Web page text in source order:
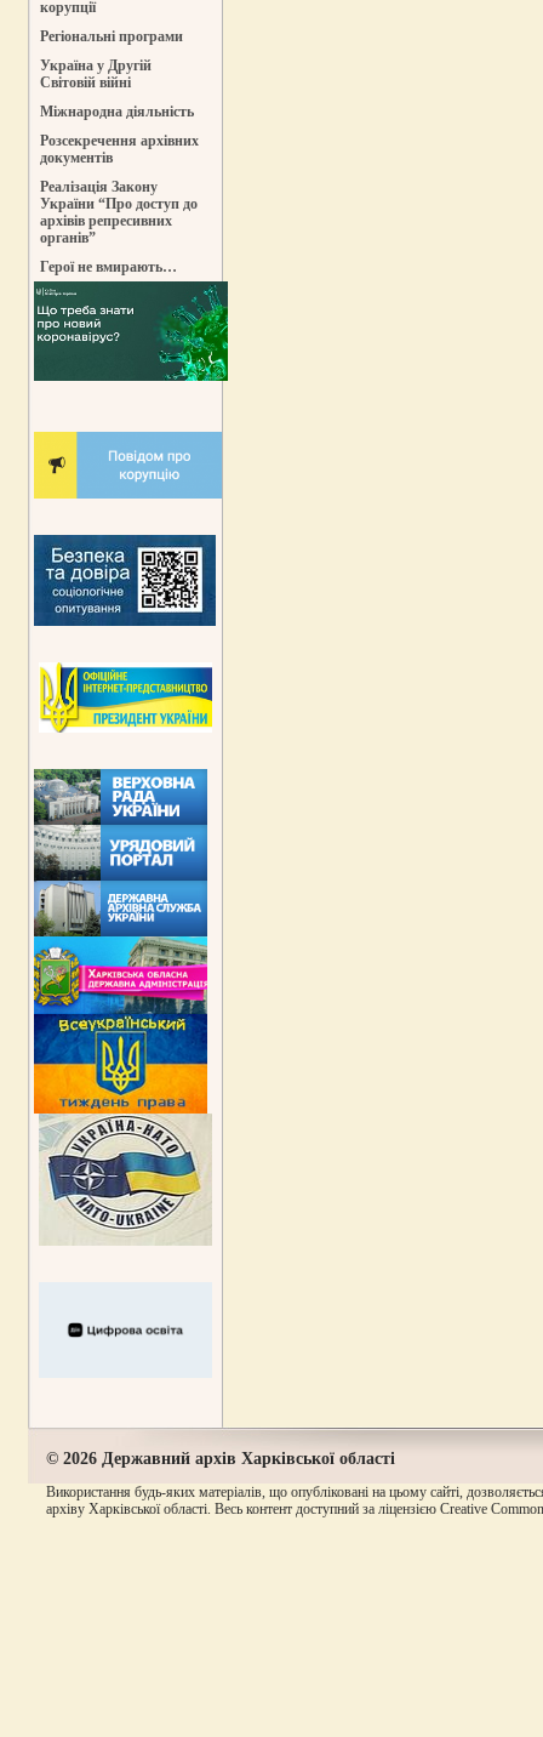
корупції
Регіональні програми
Україна у Другій
Світовій війні
Міжнародна діяльність
Розсекречення архівних
документів
Реалізація Закону
України “Про доступ до
архівів репресивних
органів”
Герої не вмирають…
© 2026 Державний архів Харківської області
Використання будь-яких матеріалів, що опубліковані на цьому сайті,
архіву Харківської області. Весь контент доступний за ліцензією Creative